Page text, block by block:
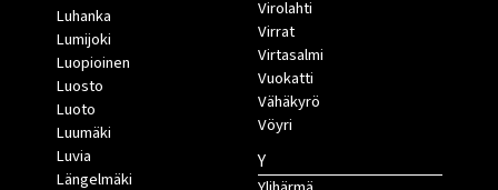
Luhanka
Lumijoki
Luopioinen
Luosto
Luoto
Luumäki
Luvia
Längelmäki
Virolahti
Virrat
Virtasalmi
Vuokatti
Vähäkyrö
Vöyri
Y